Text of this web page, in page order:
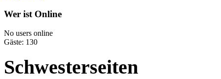
Wer ist Online
No users online
Gäste: 130
Schwesterseiten